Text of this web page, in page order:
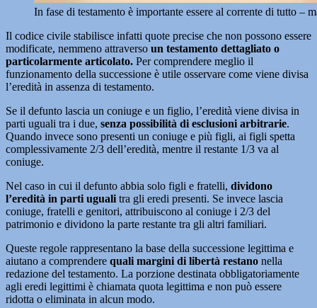
In fase di testamento è importante essere al corrente di tutto –
Il codice civile stabilisce infatti quote precise che non possono essere
modificate, nemmeno attraverso un testamento dettagliato o
particolarmente articolato. Per comprendere meglio il
funzionamento della successione è utile osservare come viene divisa
l’eredità in assenza di testamento.
Se il defunto lascia un coniuge e un figlio, l’eredità viene divisa in
parti uguali tra i due, senza possibilità di esclusioni arbitrarie.
Quando invece sono presenti un coniuge e più figli, ai figli spetta
complessivamente 2/3 dell’eredità, mentre il restante 1/3 va al
coniuge.
Nel caso in cui il defunto abbia solo figli e fratelli, dividono
l’eredità in parti uguali tra gli eredi presenti. Se invece lascia
coniuge, fratelli e genitori, attribuiscono al coniuge i 2/3 del
patrimonio e dividono la parte restante tra gli altri familiari.
Queste regole rappresentano la base della successione legittima e
aiutano a comprendere quali margini di libertà restano nella
redazione del testamento. La porzione destinata obbligatoriamente
agli eredi legittimi è chiamata quota legittima e non può essere
ridotta o eliminata in alcun modo.